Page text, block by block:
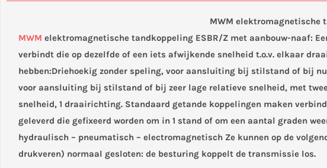
MWM elektromagnetische
MWM elektromagnetische tandkoppeling ESBR/Z met aanbouw-naaf:
verbindt die op dezelfde of een iets afwijkende snelheid t.o.v. elkaar
hebben:Driehoekig zonder speling, voor aansluiting bij stilstand of bij
voor aansluiting bij stilstand of bij zeer lage relatieve snelheid, met
snelheid, 1 draairichting. Standaard getande koppelingen maken
geleverd die gefixeerd worden om in 1 stand of om een aantal graden
hydraulisch – pneumatisch – electromagnetisch Ze kunnen op de
drukveren) normaal gesloten: de besturing koppelt de transmissie los.